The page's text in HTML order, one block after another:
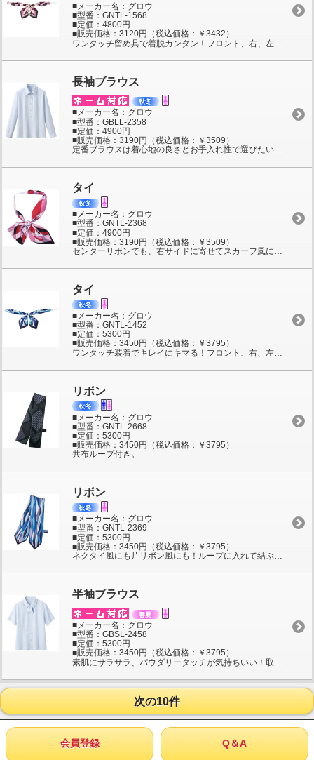
■メーカー名：グロウ
■型番：GNTL-1568
■定価：4800円
■販売価格：3120円（税込価格：￥3432）
長袖ブラウス
■メーカー名：グロウ
■型番：GBLL-2358
■定価：4900円
■販売価格：3190円（税込価格：￥3509）
定番ブラウスは着心地の良さとお手入れ性で選びたい！サラサラのパウダリータッチで吸汗速乾、汗をかいてもベトつかず肌に心地いいバスケット織りの長袖ブラウス。優しい風合いの生地は、毎日のお洗濯もラクなポリエステル100％。インナーのチラ見えを防ぐバストガード、衿元にはスカーフやリボンが留められるアクセサリー用ボタン付き。
タイ
■メーカー名：グロウ
■型番：GNTL-2368
■定価：4900円
■販売価格：3190円（税込価格：￥3509）
センターリボンでも、右サイドに寄せてスカーフ風にも！シーンに合わせて2WAYで着こなせる幾何学模様のブライト・タイ。フリーサイズ。
タイ
■メーカー名：グロウ
■型番：GNTL-1452
■定価：5300円
■販売価格：3450円（税込価格：￥3795）
リボン
■メーカー名：グロウ
■型番：GNTL-2668
■定価：5300円
■販売価格：3450円（税込価格：￥3795）
共布ループ付き。
リボン
■メーカー名：グロウ
■型番：GNTL-2369
■定価：5300円
■販売価格：3450円（税込価格：￥3795）
ネクタイ風にも片リボン風にも！ループに入れて結ぶだけでスタイリングできる華やぎ感ある幾何学模様のワルツ・リボン。92×12cmサイズ。
半袖ブラウス
■メーカー名：グロウ
■型番：GBSL-2458
■定価：5300円
■販売価格：3450円（税込価格：￥3795）
次の10件
会員登録 Q＆A